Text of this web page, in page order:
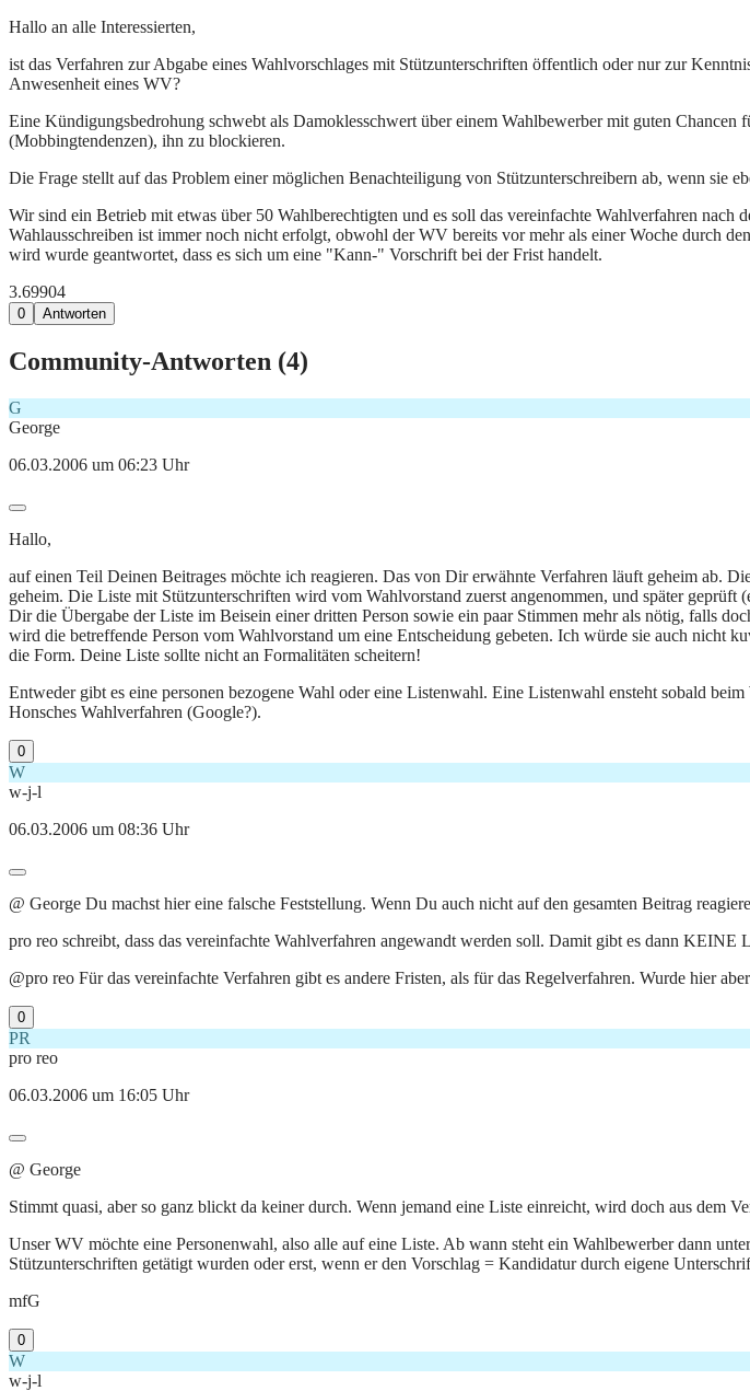
Hallo an alle Interessierten,
ist das Verfahren zur Abgabe eines Wahlvorschlages mit Stützunterschriften öffentlich oder nur zur
Anwesenheit eines WV?
Eine Kündigungsbedrohung schwebt als Damoklesschwert über einem Wahlbewerber mit guten
(Mobbingtendenzen), ihn zu blockieren.
Die Frage stellt auf das Problem einer möglichen Benachteiligung von Stützunterschreibern ab, wenn sie
Wir sind ein Betrieb mit etwas über 50 Wahlberechtigten und es soll das vereinfachte Wahlverfahren
Wahlausschreiben ist immer noch nicht erfolgt, obwohl der WV bereits vor mehr als einer Woche durch
wird wurde geantwortet, dass es sich um eine "Kann-" Vorschrift bei der Frist handelt.
3.69904
0 Antworten
Community-Antworten (4)
G
George
06.03.2006 um 06:23 Uhr
Hallo,
auf einen Teil Deinen Beitrages möchte ich reagieren. Das von Dir erwähnte Verfahren läuft geheim ab.
geheim. Die Liste mit Stützunterschriften wird vom Wahlvorstand zuerst angenommen, und später
Dir die Übergabe der Liste im Beisein einer dritten Person sowie ein paar Stimmen mehr als nötig, falls
wird die betreffende Person vom Wahlvorstand um eine Entscheidung gebeten. Ich würde sie auch
die Form. Deine Liste sollte nicht an Formalitäten scheitern!
Entweder gibt es eine personen bezogene Wahl oder eine Listenwahl. Eine Listenwahl ensteht sobald
Honsches Wahlverfahren (Google?).
0
W
w-j-l
06.03.2006 um 08:36 Uhr
@ George Du machst hier eine falsche Feststellung. Wenn Du auch nicht auf den gesamten Beitrag
pro reo schreibt, dass das vereinfachte Wahlverfahren angewandt werden soll. Damit gibt es dann KEINE
@pro reo Für das vereinfachte Verfahren gibt es andere Fristen, als für das Regelverfahren. Wurde hier
0
PR
pro reo
06.03.2006 um 16:05 Uhr
@ George
Stimmt quasi, aber so ganz blickt da keiner durch. Wenn jemand eine Liste einreicht, wird doch aus dem
Unser WV möchte eine Personenwahl, also alle auf eine Liste. Ab wann steht ein Wahlbewerber dann
Stützunterschriften getätigt wurden oder erst, wenn er den Vorschlag = Kandidatur durch eigene
mfG
0
W
w-j-l